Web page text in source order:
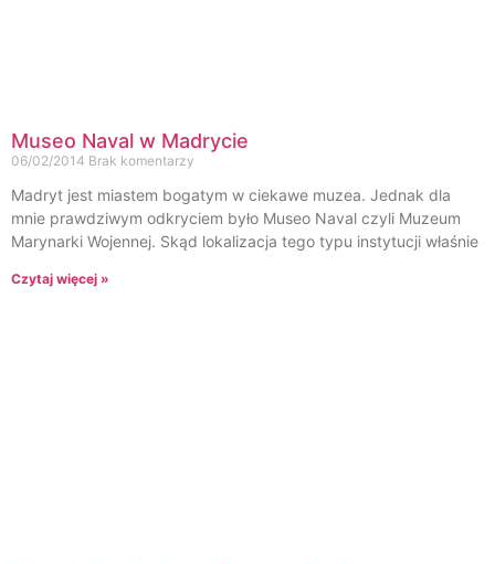
Museo Naval w Madrycie
06/02/2014 Brak komentarzy
Madryt jest miastem bogatym w ciekawe muzea. Jednak dla
mnie prawdziwym odkryciem było Museo Naval czyli Muzeum
Marynarki Wojennej. Skąd lokalizacja tego typu instytucji właśnie
Czytaj więcej »